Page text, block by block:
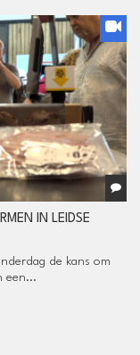
IN LEIDSE
de kans om
een...